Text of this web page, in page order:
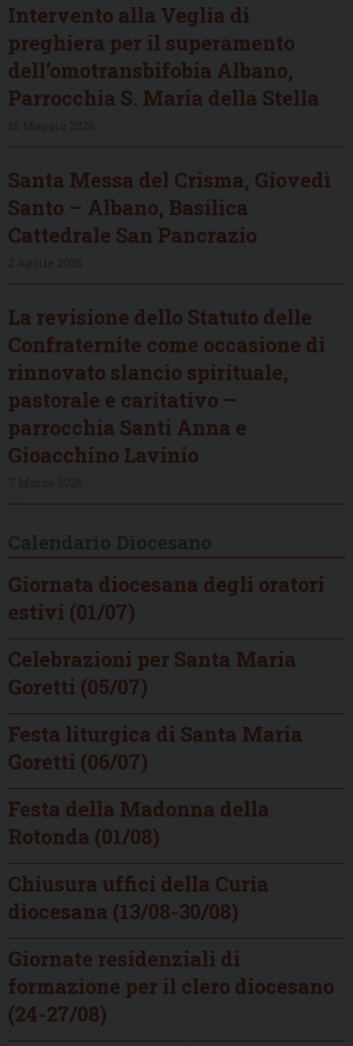
Intervento alla Veglia di
preghiera per il superamento
dell’omotransbifobia Albano,
Parrocchia S. Maria della Stella
Santa Messa del Crisma, Giovedì
Santo – Albano, Basilica
Cattedrale San Pancrazio
La revisione dello Statuto delle
Confraternite come occasione di
rinnovato slancio spirituale,
pastorale e caritativo –
parrocchia Santi Anna e
Gioacchino Lavinio
Giornata diocesana degli oratori
estivi (01/07)
Celebrazioni per Santa Maria
Goretti (05/07)
Festa liturgica di Santa Maria
Goretti (06/07)
Festa della Madonna della
Rotonda (01/08)
Chiusura uffici della Curia
diocesana (13/08-30/08)
Giornate residenziali di
formazione per il clero diocesano
(24-27/08)